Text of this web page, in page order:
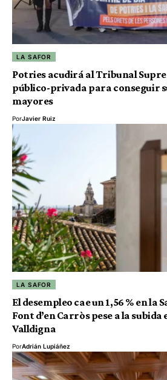
LA SAFOR
Potries acudirá al Tribunal
público-privada para conseguir
mayores
PorJavier Ruiz
LA SAFOR
El desempleo cae un 1,56 % en la
Font d’en Carròs pese a la subida
Valldigna
PorAdrián Lupiáñez